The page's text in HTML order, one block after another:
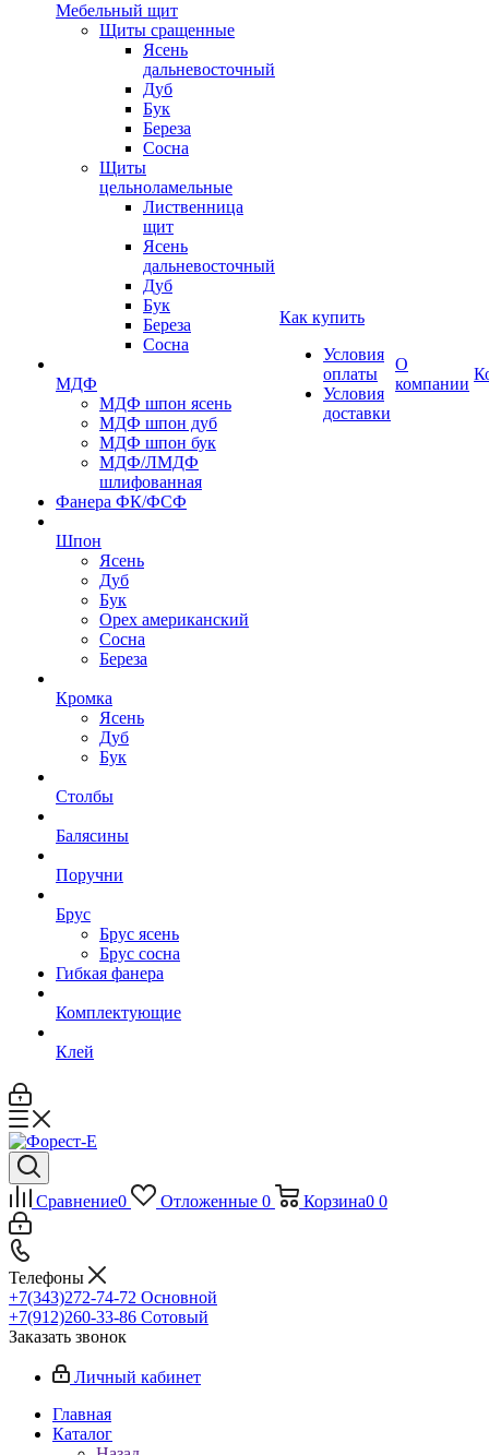
Мебельный щит
Щиты сращенные
Ясень
дальневосточный
Дуб
Бук
Береза
Сосна
Щиты
цельноламельные
Лиственница
щит
Ясень
дальневосточный
Дуб
Бук
Береза
Сосна
МДФ
МДФ шпон ясень
МДФ шпон дуб
МДФ шпон бук
МДФ/ЛМДФ
шлифованная
Фанера ФК/ФСФ
Шпон
Ясень
Дуб
Бук
Орех американский
Сосна
Береза
Кромка
Ясень
Дуб
Бук
Столбы
Балясины
Поручни
Брус
Брус ясень
Брус сосна
Гибкая фанера
Комплектующие
Клей
Как купить
Условия
оплаты
Условия
доставки
О
компании
Сравнение0 Отложенные 0 Корзина0 0
Телефоны
+7(343)272-74-72 Основной
+7(912)260-33-86 Сотовый
Заказать звонок
Личный кабинет
Главная
Каталог